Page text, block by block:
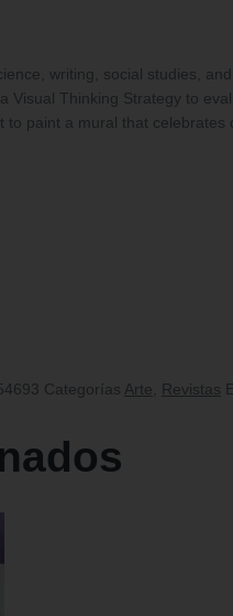
writing, social studies,
Visual Thinking Strategy to
paint a mural that celebrates
Categorías Arte Revistas